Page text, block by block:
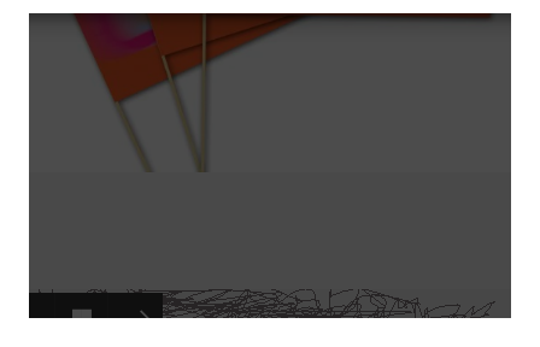
Frauke Vieregg / Grafik-Design
83043 Bad Aibling
Tel. 08061 3460179
mobil 01573 9043929
info@frauke-vieregg.de